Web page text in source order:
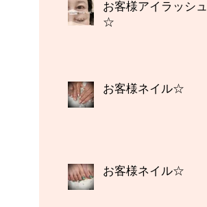
お客様アイラッシュ
☆
お客様ネイル☆
お客様ネイル☆